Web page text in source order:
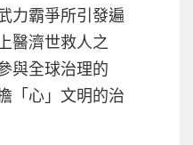
力霸爭所引發遍
醫濟世救人之
與全球治理的
「心」文明的治